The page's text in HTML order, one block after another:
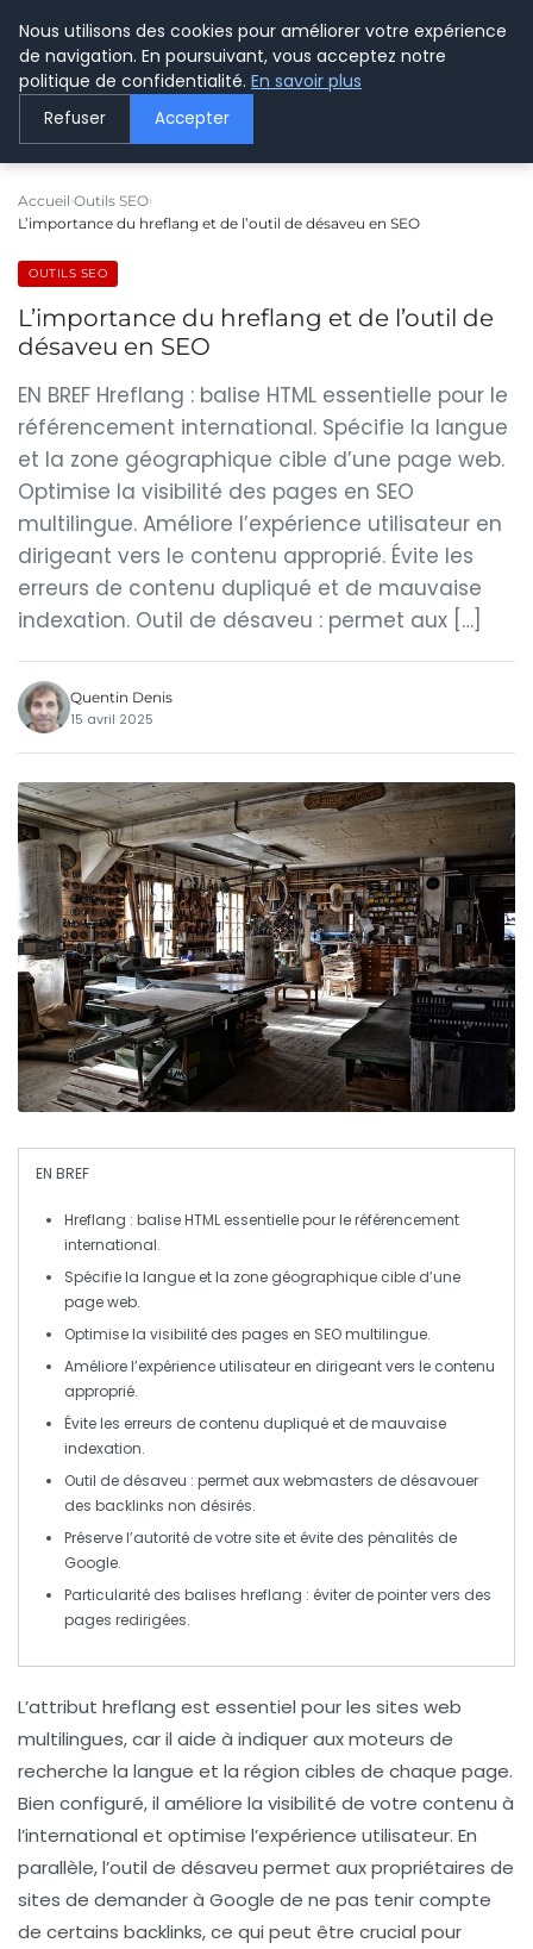
LE WEBMARKETING
Accueil Outils SEO
L’importance du hreflang et de l’outil de désaveu en SEO
OUTILS SEO
L’importance du hreflang et de l’outil de
désaveu en SEO
EN BREF Hreflang : balise HTML essentielle pour le
référencement international. Spécifie la langue
et la zone géographique cible d’une page web.
Optimise la visibilité des pages en SEO
multilingue. Améliore l’expérience utilisateur en
dirigeant vers le contenu approprié. Évite les
erreurs de contenu dupliqué et de mauvaise
indexation. Outil de désaveu : permet aux […]
Quentin Denis
15 avril 2025
EN BREF
Hreflang : balise HTML essentielle pour le référencement
international.
Spécifie la langue et la zone géographique cible d’une
page web.
Optimise la visibilité des pages en SEO multilingue.
Améliore l’expérience utilisateur en dirigeant vers le contenu
approprié.
Évite les erreurs de contenu dupliqué et de mauvaise
indexation.
Outil de désaveu : permet aux webmasters de désavouer
des backlinks non désirés.
Préserve l’autorité de votre site et évite des pénalités de
Google.
Particularité des balises hreflang : éviter de pointer vers des
pages redirigées.
L’attribut hreflang est essentiel pour les sites web
multilingues, car il aide à indiquer aux moteurs de
recherche la langue et la région cibles de chaque page.
Bien configuré, il améliore la visibilité de votre contenu à
l’international et optimise l’expérience utilisateur. En
parallèle, l’outil de désaveu permet aux propriétaires de
sites de demander à Google de ne pas tenir compte
de certains backlinks, ce qui peut être crucial pour
Nous utilisons des cookies pour améliorer votre expérience
de navigation. En poursuivant, vous acceptez notre
politique de confidentialité. En savoir plus
Refuser Accepter